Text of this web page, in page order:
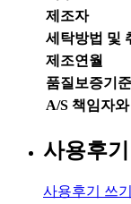
제조자
세탁방법 및
제조연월
품질보증기준
A/S 책임자
사용후기
사용후기 쓰기